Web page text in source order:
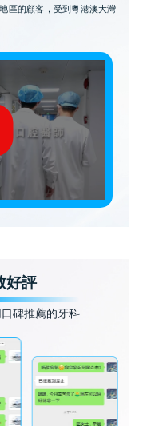
區的顧客，受到粵港澳大灣
好評
碑推薦的牙科